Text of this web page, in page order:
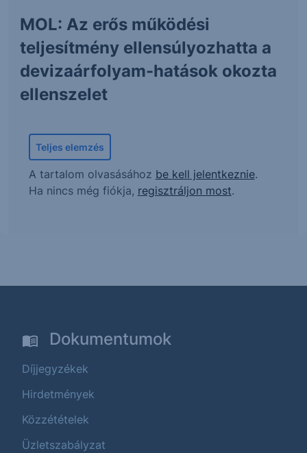
MOL: Az erős működési
teljesítmény ellensúlyozhatta a
devizaárfolyam-hatások okozta
ellenszelet
Teljes elemzés
A tartalom olvasásához be kell jelentkeznie.
Ha nincs még fiókja, regisztráljon most.
Dokumentumok
Díjjegyzékek
Hirdetmények
Közzétételek
Üzletszabályzat